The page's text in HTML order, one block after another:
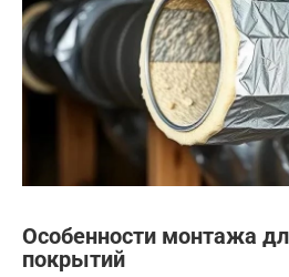
Особенности монтажа
покрытий